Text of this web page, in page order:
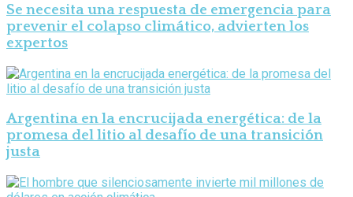
Se necesita una respuesta de emergencia para
prevenir el colapso climático, advierten los
expertos
Argentina en la encrucijada energética: de la
promesa del litio al desafío de una transición
justa